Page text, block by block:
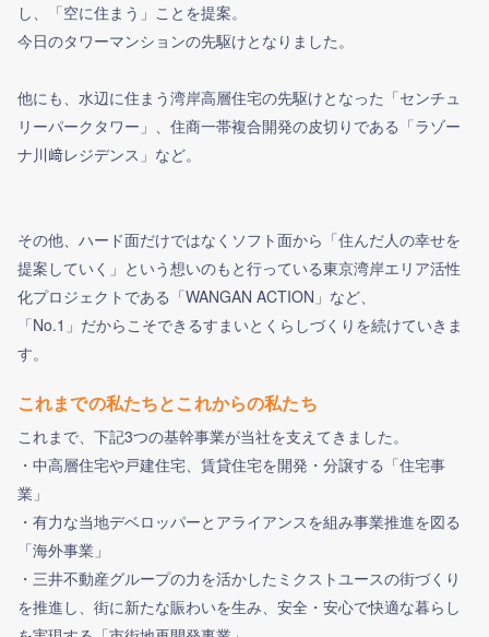
し、「空に住まう」ことを提案。
今日のタワーマンションの先駆けとなりました。
他にも、水辺に住まう湾岸高層住宅の先駆けとなった「センチュ
リーパークタワー」、住商一帯複合開発の皮切りである「ラゾー
ナ川﨑レジデンス」など。
その他、ハード面だけではなくソフト面から「住んだ人の幸せを
提案していく」という想いのもと行っている東京湾岸エリア活性
化プロジェクトである「WANGAN ACTION」など、
「No.1」だからこそできるすまいとくらしづくりを続けていきま
す。
これまでの私たちとこれからの私たち
これまで、下記3つの基幹事業が当社を支えてきました。
・中高層住宅や戸建住宅、賃貸住宅を開発・分譲する「住宅事
業」
・有力な当地デベロッパーとアライアンスを組み事業推進を図る
「海外事業」
・三井不動産グループの力を活かしたミクストユースの街づくり
を推進し、街に新たな賑わいを生み、安全・安心で快適な暮らし